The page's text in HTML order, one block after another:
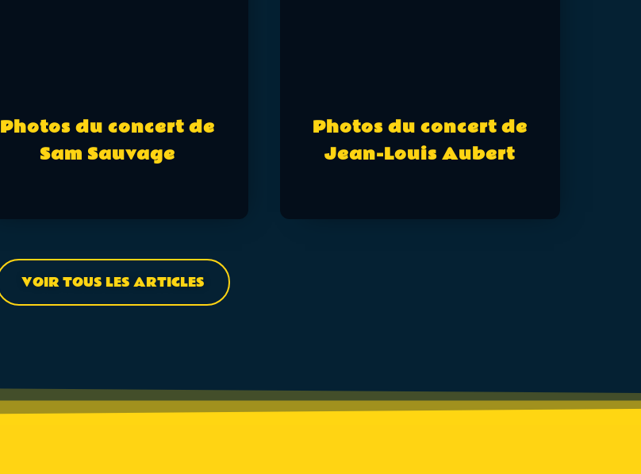
Photos du concert de
Sam Sauvage
Photos du concert de
Jean-Louis Aubert
VOIR TOUS LES ARTICLES